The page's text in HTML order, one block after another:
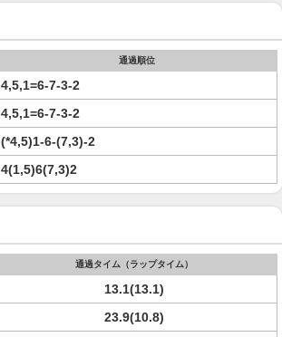
通過順位
4,5,1=6-7-3-2
4,5,1=6-7-3-2
(*4,5)1-6-(7,3)-2
4(1,5)6(7,3)2
通過タイム（ラップタイム）
13.1(13.1)
23.9(10.8)